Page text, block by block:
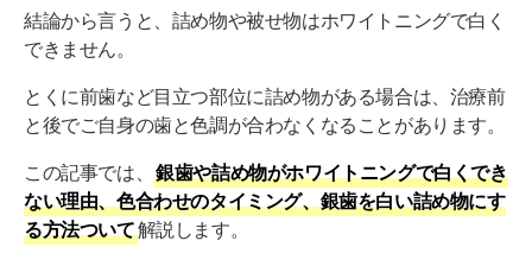
結論から言うと、詰め物や被せ物はホワイトニングで白く
できません。
とくに前歯など目立つ部位に詰め物がある場合は、治療前
と後でご自身の歯と色調が合わなくなることがあります。
この記事では、
銀歯や詰め物がホワイトニングで白くでき
ない理由、色合わせのタイミング、銀歯を白い詰め物にす
る方法ついて解説します。